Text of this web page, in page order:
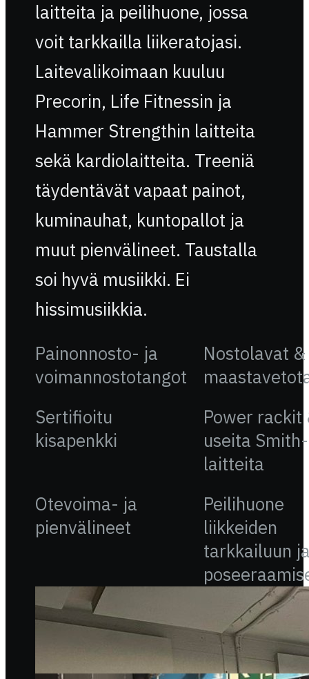
laitteita ja peilihuone, jossa
voit tarkkailla liikeratojasi.
Laitevalikoimaan kuuluu
Precorin, Life Fitnessin ja
Hammer Strengthin laitteita
sekä kardiolaitteita. Treeniä
täydentävät vapaat painot,
kuminauhat, kuntopallot ja
muut pienvälineet. Taustalla
soi hyvä musiikki. Ei
hissimusiikkia.
Painonnosto- ja
voimannostotangot
Nostolavat &
Sertifioitu
kisapenkki
Power rackit
useita Smith-
laitteita
Otevoima- ja
pienvälineet
Peilihuone
liikkeiden
tarkkailuun